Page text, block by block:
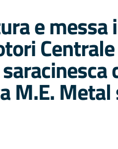
e messa
M.E. Metal